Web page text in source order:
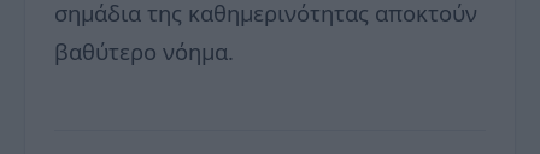
σημάδια της καθημερινότητας αποκτούν
βαθύτερο νόημα.